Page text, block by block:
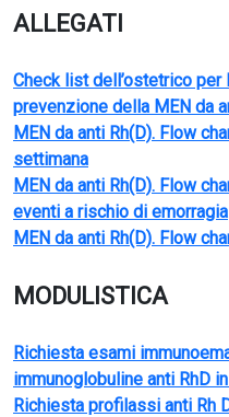
ALLEGATI
Check list dell’ostetrico
prevenzione della MEN da
MEN da anti Rh(D). Flow
settimana
MEN da anti Rh(D). Flow
eventi a rischio di emorragia
MEN da anti Rh(D). Flow
MODULISTICA
Richiesta esami
immunoglobuline anti RhD
Richiesta profilassi anti Rh